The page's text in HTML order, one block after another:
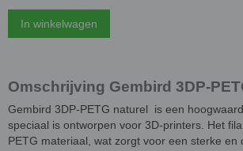
In winkelwagen
Omschrijving Gembird 3DP-
Gembird 3DP-PETG naturel is een
speciaal is ontworpen voor 3D-printers. Het
PETG materiaal, wat zorgt voor een sterke en